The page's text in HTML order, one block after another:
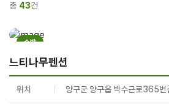
총 43건
숙박
느티나무펜션
위치 양구군 양구읍 박수근로365